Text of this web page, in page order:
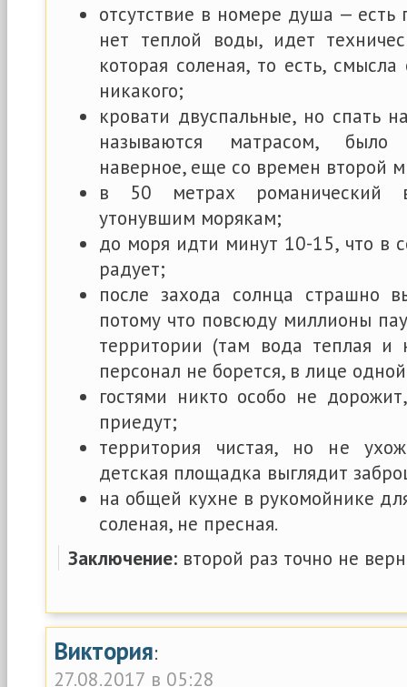
отсутствие в номере душа —
нет теплой воды, идет
которая соленая, то есть,
никакого;
кровати двуспальные, но спать
называются матрасом, было
наверное, еще со времен второй
в 50 метрах романический
утонувшим морякам;
до моря идти минут 10-15, что в
радует;
после захода солнца страшно
потому что повсюду миллионы
территории (там вода теплая и
персонал не борется, в лице
гостями никто особо не
приедут;
территория чистая, но не
детская площадка выглядит
на общей кухне в рукомойнике
соленая, не пресная.
Заключение: второй раз точно не
Виктория:
27.08.2017 в 05:28